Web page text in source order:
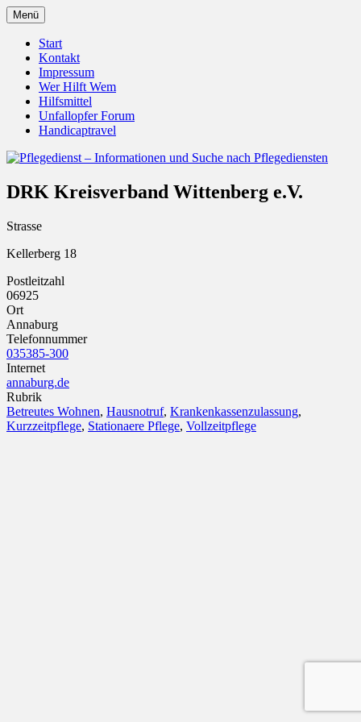
Zum
Inhalt
springen
Pflegedienst – Informationen
und Suche nach Pflegediensten
Unfallopfer – Hilfswerk
Menü
Start
Kontakt
Impressum
Wer Hilft Wem
Hilfsmittel
Unfallopfer Forum
Handicaptravel
DRK Kreisverband Wittenberg e.V.
Strasse
Kellerberg 18
Postleitzahl
06925
Ort
Annaburg
Telefonnummer
035385-300
Internet
annaburg.de
Rubrik
Betreutes Wohnen, Hausnotruf, Krankenkassenzulassung,
Kurzzeitpflege, Stationaere Pflege, Vollzeitpflege